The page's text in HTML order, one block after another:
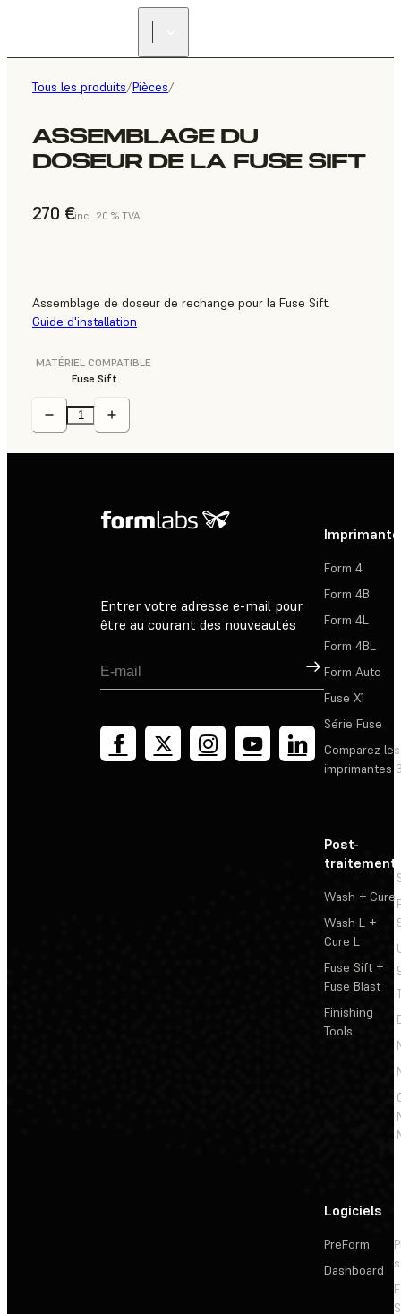
Tous les produits/Pièces/
ASSEMBLAGE DU
DOSEUR DE LA FUSE SIFT
270 €incl. 20 % TVA
Assemblage de doseur de rechange pour la Fuse Sift.
Guide d'installation
MATÉRIEL COMPATIBLE
Fuse Sift
Entrer votre adresse e-mail pour
être au courant des nouveautés
Inscription
Form 4
Form 4B
Form 4L
Form 4BL
Form Auto
Fuse X1
Série Fuse
Comparez les
imprimantes
Post-
traitement
Wash + Cure
Wash L +
Cure L
Fuse Sift +
Fuse Blast
Finishing
Tools
Logiciels
PreForm
Dashboard